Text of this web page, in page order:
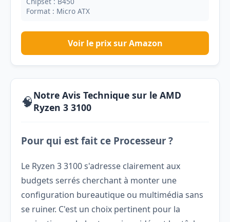
Format : Micro ATX
Voir le prix sur Amazon
🧠Notre Avis Technique sur le AMD
Ryzen 3 3100
Pour qui est fait ce Processeur ?
Le Ryzen 3 3100 s'adresse clairement aux
budgets serrés cherchant à monter une
configuration bureautique ou multimédia sans
se ruiner. C'est un choix pertinent pour la